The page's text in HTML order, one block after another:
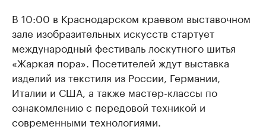
В 10:00 в Краснодарском краевом выставочном
зале изобразительных искусств стартует
международный фестиваль лоскутного шитья
«Жаркая пора». Посетителей ждут выставка
изделий из текстиля из России, Германии,
Италии и США, а также мастер-классы по
ознакомлению с передовой техникой и
современными технологиями.